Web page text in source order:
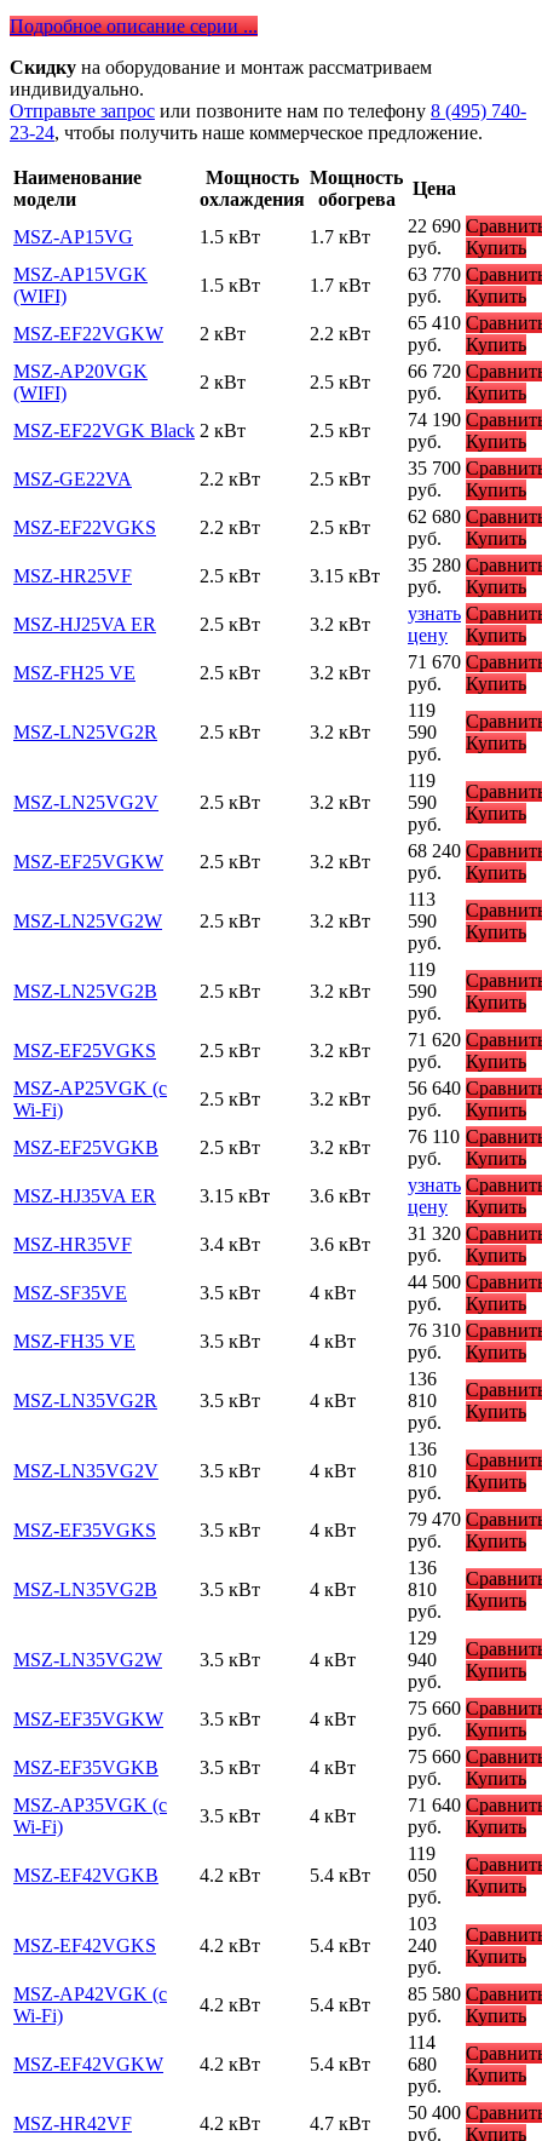
Подробное описание серии ...
Скидку на оборудование и монтаж рассматриваем
индивидуально.
Отправьте запрос или позвоните нам по телефону 8 (495) 740-
23-24, чтобы получить наше коммерческое предложение.
Наименование
модели
Мощность
охлаждения
Мощность
обогрева
Цена
MSZ-AP15VG 1.5 кВт 1.7 кВт
22 690
руб.
Купить
MSZ-AP15VGK
(WIFI)
1.5 кВт 1.7 кВт
63 770
руб.
Купить
MSZ-EF22VGKW
2 кВт 2.2 кВт
65 410
руб.
Купить
MSZ-AP20VGK
(WIFI)
2 кВт 2.5 кВт
66 720
руб.
Купить
MSZ-EF22VGK Black 2 кВт 2.5 кВт
74 190
руб.
Купить
MSZ-GE22VA
2.2 кВт 2.5 кВт
35 700
руб.
Купить
MSZ-EF22VGKS
2.2 кВт 2.5 кВт
62 680
руб.
Купить
MSZ-HR25VF
2.5 кВт 3.15 кВт
35 280
руб.
Купить
MSZ-HJ25VA ER
2.5 кВт 3.2 кВт
узнать
цену
Купить
MSZ-FH25 VE
2.5 кВт 3.2 кВт
71 670
руб.
Купить
MSZ-LN25VG2R 2.5 кВт 3.2 кВт
119
590
руб.
Купить
MSZ-LN25VG2V 2.5 кВт 3.2 кВт
119
590
руб.
Купить
MSZ-EF25VGKW 2.5 кВт 3.2 кВт
68 240
руб.
Купить
MSZ-LN25VG2W 2.5 кВт 3.2 кВт
113
590
руб.
Купить
MSZ-LN25VG2B 2.5 кВт 3.2 кВт
119
590
руб.
Купить
MSZ-EF25VGKS 2.5 кВт 3.2 кВт
71 620
руб.
Купить
MSZ-AP25VGK (с
Wi-Fi)
2.5 кВт 3.2 кВт
56 640
руб.
Купить
MSZ-EF25VGKB
2.5 кВт 3.2 кВт
76 110
руб.
Купить
MSZ-HJ35VA ER
3.15 кВт 3.6 кВт
узнать
цену
Купить
MSZ-HR35VF
3.4 кВт 3.6 кВт
31 320
руб.
Купить
MSZ-SF35VE
3.5 кВт 4 кВт
44 500
руб.
Купить
MSZ-FH35 VE
3.5 кВт 4 кВт
76 310
руб.
Купить
MSZ-LN35VG2R 3.5 кВт 4 кВт
136
810
руб.
Купить
MSZ-LN35VG2V 3.5 кВт 4 кВт
136
810
руб.
Купить
MSZ-EF35VGKS 3.5 кВт 4 кВт
79 470
руб.
Купить
MSZ-LN35VG2B 3.5 кВт 4 кВт
136
810
руб.
Купить
MSZ-LN35VG2W 3.5 кВт 4 кВт
129
940
руб.
Купить
MSZ-EF35VGKW 3.5 кВт 4 кВт
75 660
руб.
Купить
MSZ-EF35VGKB
3.5 кВт 4 кВт
75 660
руб.
Купить
MSZ-AP35VGK (с
Wi-Fi)
3.5 кВт 4 кВт
71 640
руб.
Купить
MSZ-EF42VGKB 4.2 кВт 5.4 кВт
119
050
руб.
Купить
MSZ-EF42VGKS 4.2 кВт 5.4 кВт
103
240
руб.
Купить
MSZ-AP42VGK (с
Wi-Fi)
4.2 кВт 5.4 кВт
85 580
руб.
Купить
MSZ-EF42VGKW 4.2 кВт 5.4 кВт
114
680
руб.
Купить
MSZ-HR42VF 4.2 кВт 4.7 кВт
50 400
руб.
Купить